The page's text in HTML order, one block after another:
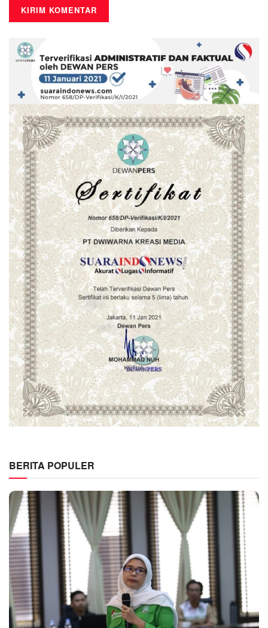
BERITA POPULER